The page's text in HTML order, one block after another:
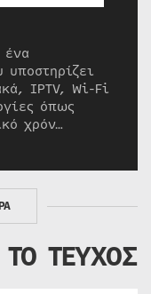
ένα
IPTV, Wi-Fi
όπως
χρόν…
ΤΕΥΧΟΣ